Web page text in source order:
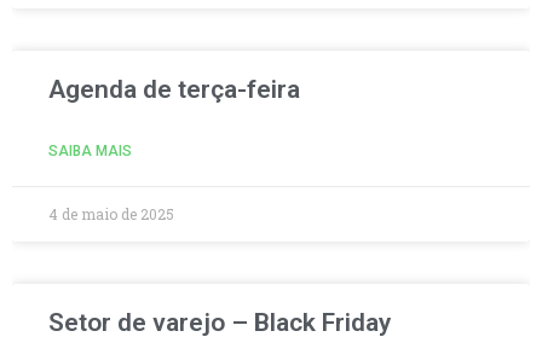
Agenda de terça-feira
SAIBA MAIS
4 de maio de 2025
Setor de varejo – Black Friday